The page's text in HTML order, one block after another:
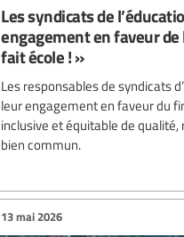
Les syndicats de
engagement en faveur de
fait école ! »
Les responsables de syndicats
leur engagement en faveur du
inclusive et équitable de
bien commun.
13 mai 2026